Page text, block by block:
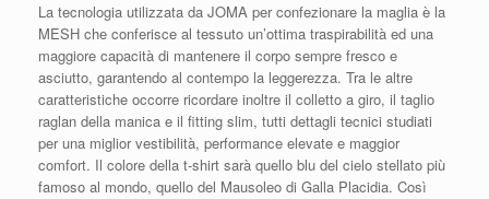
La tecnologia utilizzata da JOMA per confezionare la maglia è la
MESH che conferisce al tessuto un’ottima traspirabilità ed una
maggiore capacità di mantenere il corpo sempre fresco e
asciutto, garantendo al contempo la leggerezza. Tra le altre
caratteristiche occorre ricordare inoltre il colletto a giro, il taglio
raglan della manica e il fitting slim, tutti dettagli tecnici studiati
per una miglior vestibilità, performance elevate e maggior
comfort. Il colore della t-shirt sarà quello blu del cielo stellato più
famoso al mondo, quello del Mausoleo di Galla Placidia. Così